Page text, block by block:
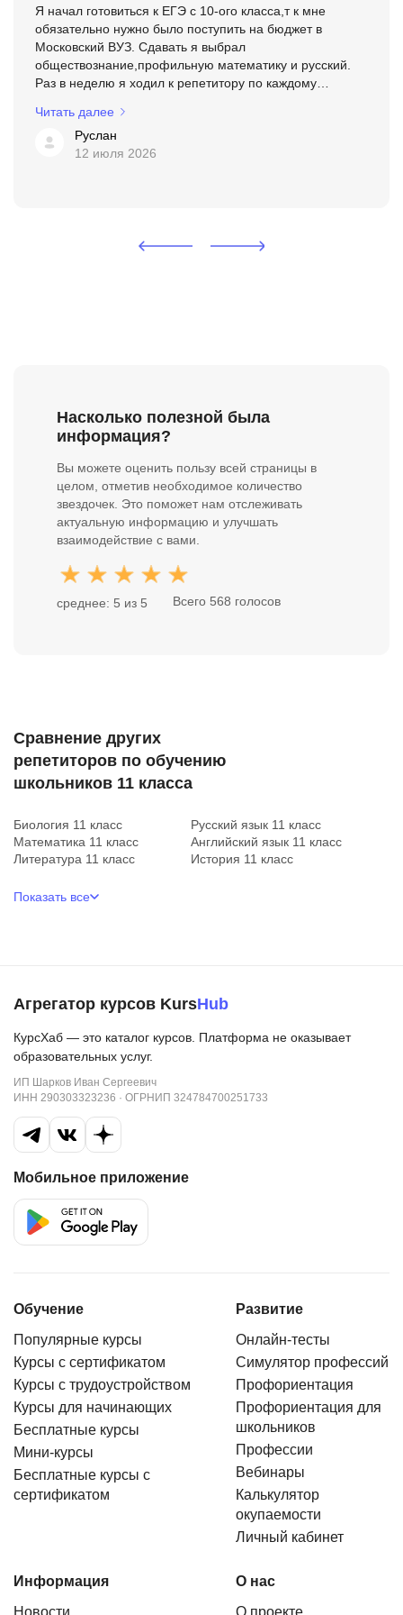
Я начал готовиться к ЕГЭ с 10-ого класса,т к мне
обязательно нужно было поступить на бюджет в
Московский ВУЗ. Сдавать я выбрал
обществознание,профильную математику и русский.
Раз в неделю я ходил к репетитору по каждому
роста на тот момент было ...
Читать далее
Руслан
12 июля 2026
Насколько полезной была
информация?
Вы можете оценить пользу всей страницы в
целом, отметив необходимое количество
звездочек. Это поможет нам отслеживать
актуальную информацию и улучшать
взаимодействие с вами.
среднее: 5 из 5 Всего 568 голосов
Сравнение других
репетиторов по обучению
школьников 11 класса
Биология 11 класс
Русский язык 11 класс
Математика 11 класс
Английский язык 11 класс
Литература 11 класс
История 11 класс
Показать все
Агрегатор курсов KursHub
КурсХаб — это каталог курсов. Платформа не оказывает
образовательных услуг.
ИП Шарков Иван Сергеевич
ИНН 290303323236 · ОГРНИП 324784700251733
Мобильное приложение
Обучение
Популярные курсы
Курсы с сертификатом
Курсы с трудоустройством
Курсы для начинающих
Бесплатные курсы
Мини-курсы
Бесплатные курсы с
сертификатом
Развитие
Онлайн-тесты
Симулятор профессий
Профориентация
Профориентация для
школьников
Профессии
Вебинары
Калькулятор
окупаемости
Личный кабинет
Информация
Новости
О нас
О проекте